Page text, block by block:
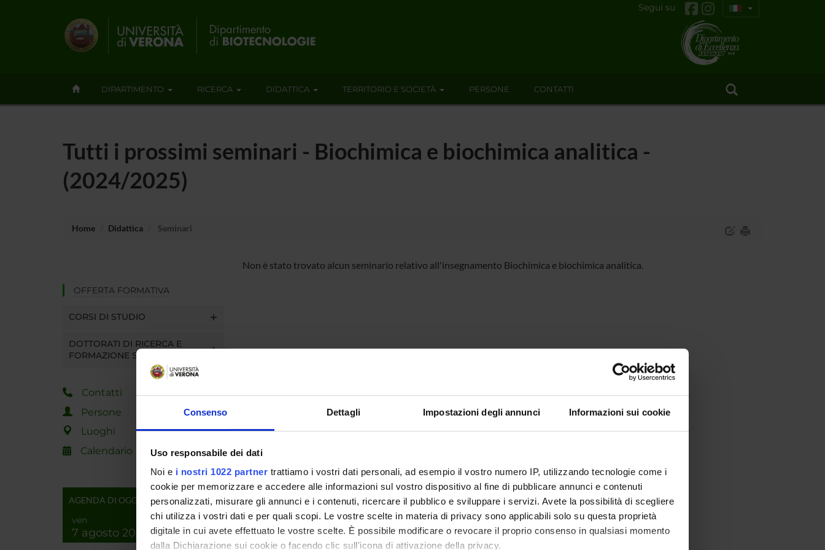
Consenso Dettagli Impostazioni degli annunci Informazioni sui cookie
Uso responsabile dei dati
Noi e i nostri 1022 partner trattiamo i vostri dati personali, ad esempio il vostro numero IP, utilizzando tecnologie come i
cookie per memorizzare e accedere alle informazioni sul vostro dispositivo al fine di pubblicare annunci e contenuti
personalizzati, misurare gli annunci e i contenuti, ricercare il pubblico e sviluppare i servizi. Avete la possibilità di scegliere
chi utilizza i vostri dati e per quali scopi. Le vostre scelte in materia di privacy sono applicabili solo su questa proprietà
digitale in cui avete effettuato le vostre scelte. È possibile modificare o revocare il proprio consenso in qualsiasi momento
dalla Dichiarazione sui cookie o facendo clic sull'icona di attivazione della privacy.
Segui su
DIPARTIMENTO RICERCA DIDATTICA TERRITORIO E SOCIETÀ PERSONE CONTATTI
Tutti i prossimi seminari - Biochimica e biochimica analitica -
(2024/2025)
Home Didattica Seminari
OFFERTA FORMATIVA
CORSI DI STUDIO
DOTTORATI DI RICERCA E
FORMAZIONE SUPERIORE
Contatti
Persone
Luoghi
Calendario
AGENDA DI OGGI
ven
7 agosto 2026
Non è stato trovato alcun seminario relativo all'insegnamento Biochimica e biochimica analitica.